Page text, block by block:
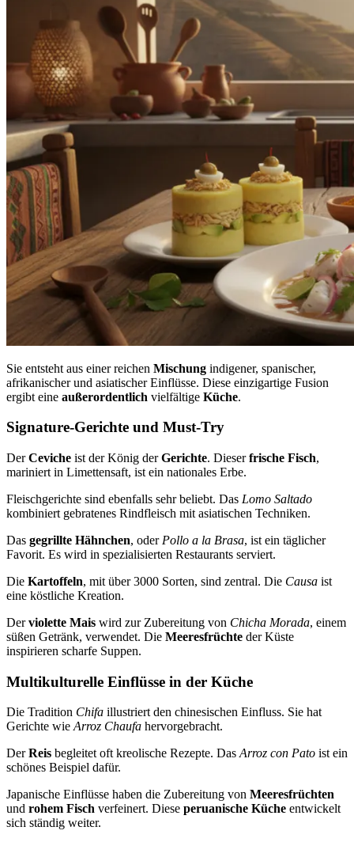
Sie entsteht aus einer reichen Mischung indigener, spanischer,
afrikanischer und asiatischer Einflüsse. Diese einzigartige Fusion
ergibt eine außerordentlich vielfältige Küche.
Signature-Gerichte und Must-Try
DerCeviche ist der König derGerichte. Dieserfrische Fisch,
mariniert in Limettensaft, ist ein nationales Erbe.
Fleischgerichte sind ebenfalls sehr beliebt. Das Lomo Saltado
kombiniert gebratenes Rindfleisch mit asiatischen Techniken.
Das gegrillte Hähnchen, oder Pollo a la Brasa, ist ein täglicher
Favorit. Es wird in spezialisierten Restaurants serviert.
Die Kartoffeln, mit über 3000 Sorten, sind zentral. Die Causa ist
eine köstliche Kreation.
Derviolette Mais wird zur Zubereitung von Chicha Morada, einem
süßen Getränk, verwendet. Die Meeresfrüchte der Küste
inspirieren scharfe Suppen.
Multikulturelle Einflüsse in der Küche
Die Tradition Chifa illustriert den chinesischen Einfluss. Sie hat
Gerichte wie Arroz Chaufa hervorgebracht.
DerReis begleitet oft kreolische Rezepte. Das Arroz con Pato ist ein
schönes Beispiel dafür.
Japanische Einflüsse haben die Zubereitung von Meeresfrüchten
und rohem Fisch verfeinert. Diese peruanische Küche entwickelt
sich ständig weiter.